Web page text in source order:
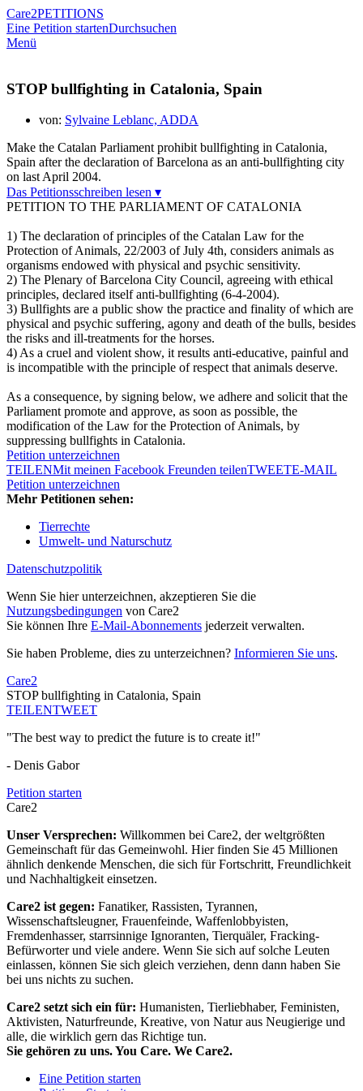
Care2PETITIONS
Eine Petition startenDurchsuchen
Menü
STOP bullfighting in Catalonia, Spain
von: Sylvaine Leblanc, ADDA
Make the Catalan Parliament prohibit bullfighting in Catalonia,
Spain after the declaration of Barcelona as an anti-bullfighting city
on last April 2004.
Das Petitionsschreiben lesen ▾
PETITION TO THE PARLIAMENT OF CATALONIA
1) The declaration of principles of the Catalan Law for the
Protection of Animals, 22/2003 of July 4th, considers animals as
organisms endowed with physical and psychic sensitivity.
2) The Plenary of Barcelona City Council, agreeing with ethical
principles, declared itself anti-bullfighting (6-4-2004).
3) Bullfights are a public show the practice and finality of which are
physical and psychic suffering, agony and death of the bulls, besides
the risks and ill-treatments for the horses.
4) As a cruel and violent show, it results anti-educative, painful and
is incompatible with the principle of respect that animals deserve.
As a consequence, by signing below, we adhere and solicit that the
Parliament promote and approve, as soon as possible, the
modification of the Law for the Protection of Animals, by
suppressing bullfights in Catalonia.
Petition unterzeichnen
TEILENMit meinen Facebook Freunden teilenTWEETE-MAIL
Petition unterzeichnen
Mehr Petitionen sehen:
Tierrechte
Umwelt- und Naturschutz
Datenschutzpolitik
Wenn Sie hier unterzeichnen, akzeptieren Sie die
Nutzungsbedingungen von Care2
Sie können Ihre E-Mail-Abonnements jederzeit verwalten.
Sie haben Probleme, dies zu unterzeichnen? Informieren Sie uns.
Care2
STOP bullfighting in Catalonia, Spain
TEILENTWEET
"The best way to predict the future is to create it!"
- Denis Gabor
Petition starten
Care2
Unser Versprechen: Willkommen bei Care2, der weltgrößten
Gemeinschaft für das Gemeinwohl. Hier finden Sie 45 Millionen
ähnlich denkende Menschen, die sich für Fortschritt, Freundlichkeit
und Nachhaltigkeit einsetzen.
Care2 ist gegen: Fanatiker, Rassisten, Tyrannen,
Wissenschaftsleugner, Frauenfeinde, Waffenlobbyisten,
Fremdenhasser, starrsinnige Ignoranten, Tierquäler, Fracking-
Befürworter und viele andere. Wenn Sie sich auf solche Leuten
einlassen, können Sie sich gleich verziehen, denn dann haben Sie
bei uns nichts zu suchen.
Care2 setzt sich ein für: Humanisten, Tierliebhaber, Feministen,
Aktivisten, Naturfreunde, Kreative, von Natur aus Neugierige und
alle, die wirklich gern das Richtige tun.
Sie gehören zu uns. You Care. We Care2.
Eine Petition starten